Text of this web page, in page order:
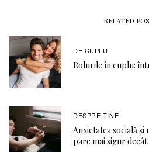
RELATED
DE CUPLU
Rolurile în cuplu:
DESPRE TINE
Anxietatea socială și
pare mai sigur